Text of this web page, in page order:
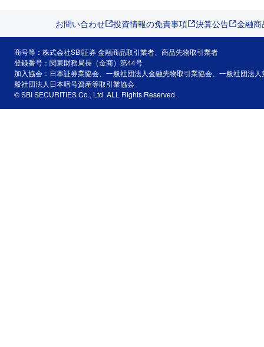
お問い合わせ 投資情報の免責事項 決算公告 金融
商号等：株式会社SBI証券 金融商品取引業者、商品先物取引業者
登録番号：関東財務局長（金商）第44号
加入協会：日本証券業協会、一般社団法人金融先物取引業協会、一般社団法
般社団法人日本暗号資産等取引業協会
© SBI SECURITIES Co., Ltd. ALL Rights Reserved.